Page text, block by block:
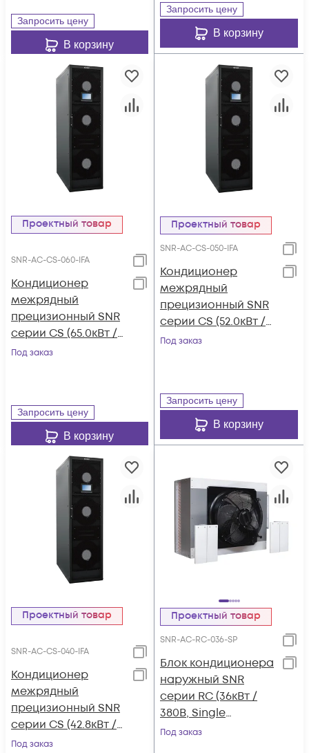
Запросить цену
В корзину
Запросить цену
В корзину
Проектный товар
SNR-AC-CS-060-IFA
Кондиционер
межрядный
прецизионный SNR
серии CS (65.0кВт /
380В, Inverter, Front-
Под заказ
Запросить цену
В корзину
Проектный товар
SNR-AC-CS-050-IFA
Кондиционер
межрядный
прецизионный SNR
серии CS (52.0кВт /
380В, Inverter, Front-
Под заказ
Запросить цену
В корзину
Проектный товар
SNR-AC-CS-040-IFA
Кондиционер
межрядный
прецизионный SNR
серии CS (42.8кВт /
380В, Inverter, Front-
Под заказ
Проектный товар
SNR-AC-RC-036-SP
Блок кондиционера
наружный SNR
серии RC (36кВт /
380В, Single
Refrigeration
Под заказ